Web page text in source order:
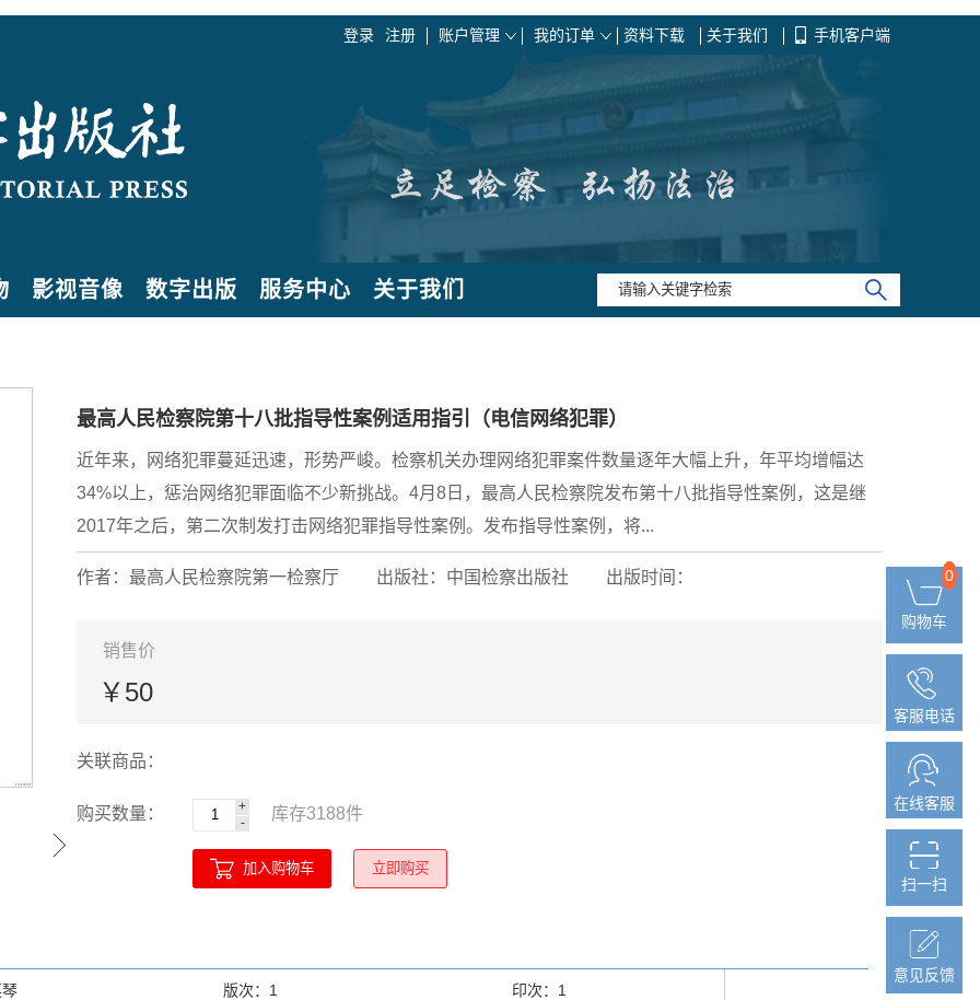
登录 注册 账户管理 我的订单 资料下载 关于我们 手机客户端
影视音像 数字出版 服务中心 关于我们
最高人民检察院第十八批指导性案例适用指引（电信网络犯罪）
近年来，网络犯罪蔓延迅速，形势严峻。检察机关办理网络犯罪案件数量逐年大幅上升，年平均增幅达
34%以上，惩治网络犯罪面临不少新挑战。4月8日，最高人民检察院发布第十八批指导性案例，这是继
2017年之后，第二次制发打击网络犯罪指导性案例。发布指导性案例，将...
作者：最高人民检察院第一检察厅 出版社：中国检察出版社 出版时间：
销售价
￥50
关联商品：
购买数量：
+
-
库存3188件
加入购物车 立即购买
版次：1
印次：1
0
购物车
客服电话
在线客服
扫一扫
意见反馈
0
购物车
客服电话
在线客服
扫一扫
意见反馈